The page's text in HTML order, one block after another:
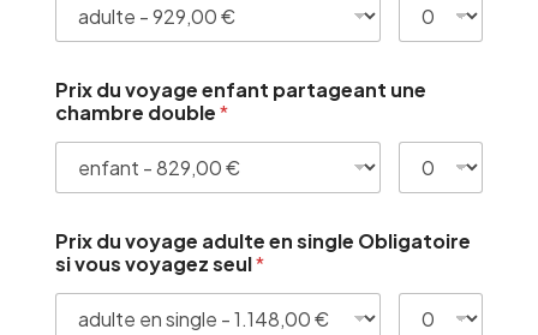
Prix du voyage enfant partageant une
chambre double*
Prix du voyage adulte en single Obligatoire
si vous voyagez seul*